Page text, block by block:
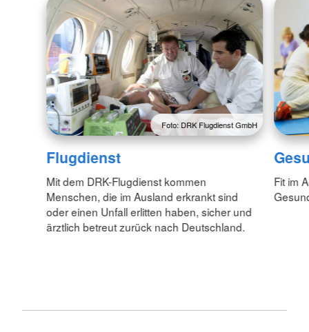
Foto: DRK Flugdienst GmbH
Flugdienst
Mit dem DRK-Flugdienst kommen
Menschen, die im Ausland erkrankt sind
oder einen Unfall erlitten haben, sicher und
ärztlich betreut zurück nach Deutschland.
Fit im